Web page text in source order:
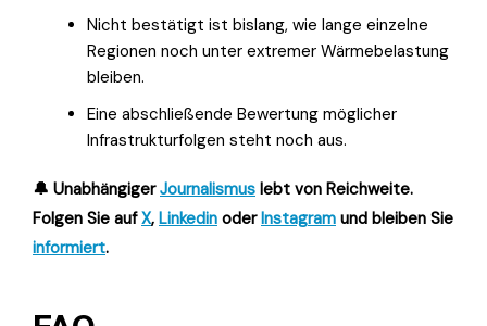
Nicht bestätigt ist bislang, wie lange einzelne
Regionen noch unter extremer Wärmebelastung
bleiben.
Eine abschließende Bewertung möglicher
Infrastrukturfolgen steht noch aus.
🔔 UnabhängigerJournalismus lebt von Reichweite.
Folgen Sie aufX, Linkedin oderInstagram und bleiben Sie
informiert.